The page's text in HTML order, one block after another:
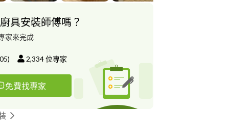
具安裝師傅嗎？
家來完成
) 2,334位專家
免費找專家